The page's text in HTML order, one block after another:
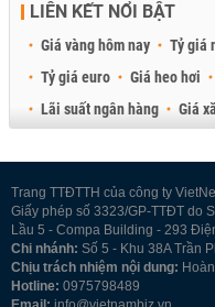
LIÊN KẾT NỔI BẬT
Giá vàng hôm nay Tỷ giá
Tỷ giá euro
Giá heo hơi
Lãi suất ngân hàng
Giá
Trang TTĐTTH của công ty
Giấy phép số 3323/GP-TTĐT do
Lầu 5 - Compa Building - 293
Chi nhánh: Số 5 - Khu 38A Trần
Chịu trách nhiệm nội dung:
Hotline: 0975798489